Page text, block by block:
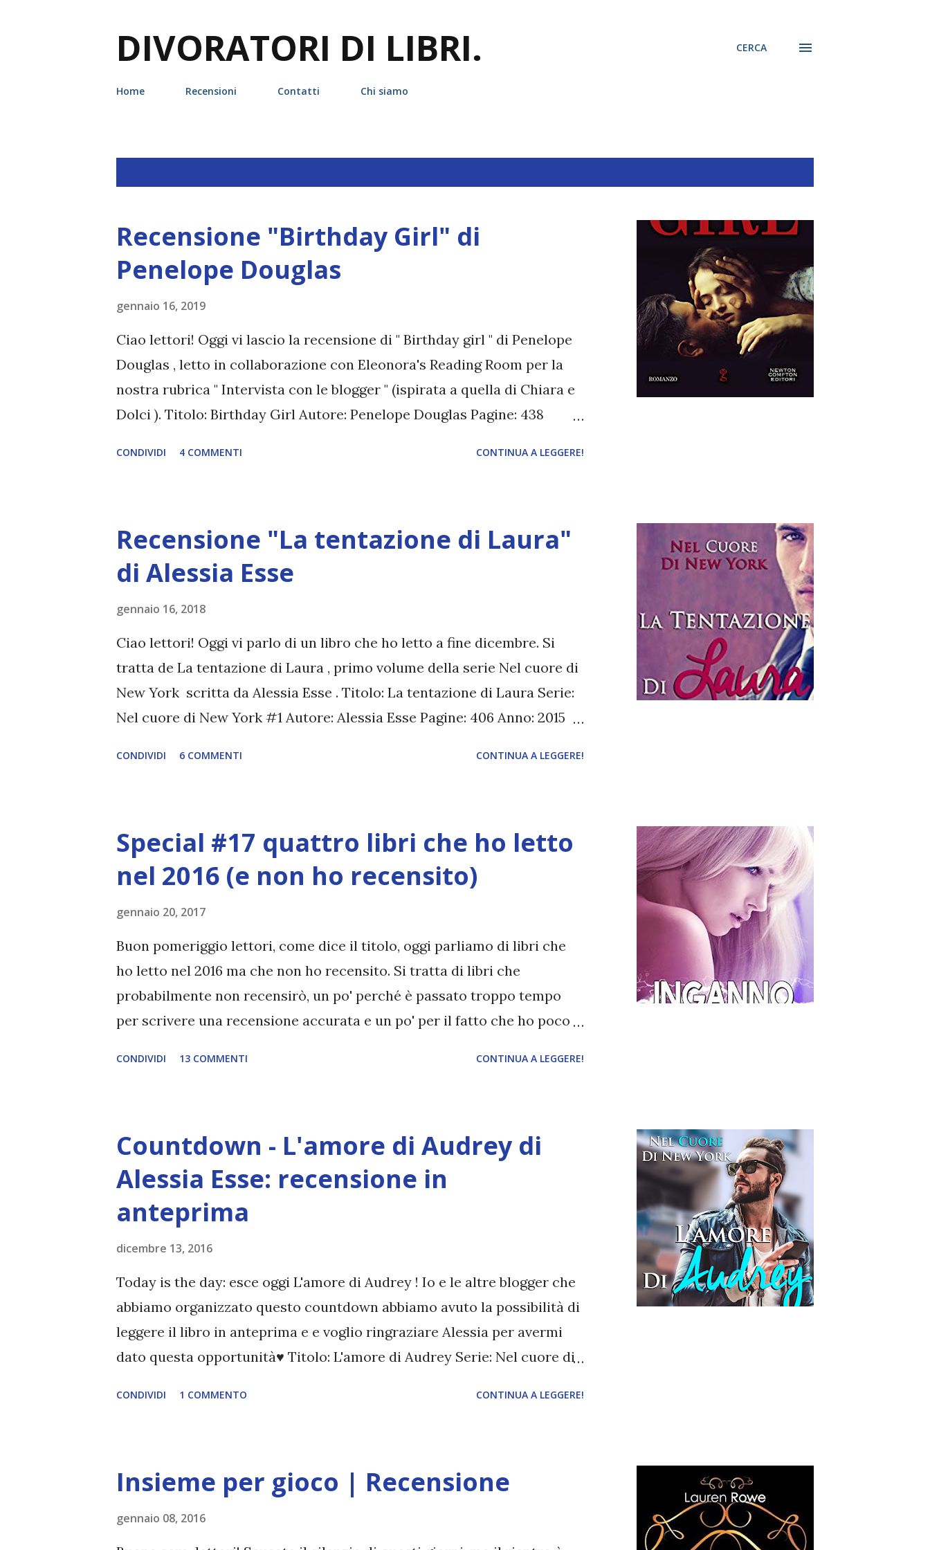
DIVORATORI DI LIBRI. CERCA
Home Recensioni Contatti Chi siamo
Recensione "Birthday Girl" di
Penelope Douglas
gennaio 16, 2019
Ciao lettori! Oggi vi lascio la recensione di " Birthday girl " di Penelope
Douglas , letto in collaborazione con Eleonora's Reading Room per la
nostra rubrica " Intervista con le blogger " (ispirata a quella di Chiara e
Dolci ). Titolo: Birthday Girl Autore: Penelope Douglas Pagine: 438
premuroso. Per la prima volta dopo tanto tempo, lei si è sentita al
sicuro. Jordan sa bene che lui, anche se non lo dice, vuole proteggerla.
sera, Jordan sente il cuore battere più forte. Ma sa che deve smetterla
di pensare a lui. Perché Pike è libero, ma lei è impegnata. Pike l’ha
accolta nella sua casa, cercando di rendersi utile. Ma non p...
CONDIVIDI 4 COMMENTI CONTINUA A LEGGERE!
Recensione "La tentazione di Laura"
di Alessia Esse
gennaio 16, 2018
Ciao lettori! Oggi vi parlo di un libro che ho letto a fine dicembre. Si
tratta de La tentazione di Laura , primo volume della serie Nel cuore di
New York scritta da Alessia Esse . Titolo: La tentazione di Laura Serie:
Nel cuore di New York #1 Autore: Alessia Esse Pagine: 406 Anno: 2015
o almeno così dice a se stessa. Laura è una nerd, e come tale coltiva
diverse passioni: legge e cataloga fumetti, prendendosene cura come
fossero suoi figli; segue più serie televisive di quante possa contarne su
due mani, cercando di indottrinare clienti e amici; decora il suo
appartamento newyorkese con LEGO e riproduzioni in scala, e
frequenta le convention con cadenza religiosa. È ad uno di ques...
CONDIVIDI 6 COMMENTI CONTINUA A LEGGERE!
Special #17 quattro libri che ho letto
nel 2016 (e non ho recensito)
gennaio 20, 2017
Buon pomeriggio lettori, come dice il titolo, oggi parliamo di libri che
ho letto nel 2016 ma che non ho recensito. Si tratta di libri che
probabilmente non recensirò, un po' perché è passato troppo tempo
per scrivere una recensione accurata e un po' per il fatto che ho poco
diventi una storia di abusi e per questo ero timorosa di approcciarmi a
questo tipo di romance. Invece Sagara Lux è riuscita a creare una
volgare (purtroppo molto autrici scambiano l'erotico con il porno) e
affrontando il tema in maniera eccezionale. Di carne e di piombo è già
CONDIVIDI 13 COMMENTI CONTINUA A LEGGERE!
Countdown - L'amore di Audrey di
Alessia Esse: recensione in
anteprima
dicembre 13, 2016
Today is the day: esce oggi L'amore di Audrey ! Io e le altre blogger che
abbiamo organizzato questo countdown abbiamo avuto la possibilità di
leggere il libro in anteprima e e voglio ringraziare Alessia per avermi
dato questa opportunità♥ Titolo: L'amore di Audrey Serie: Nel cuore di
remunerativo, un folto gruppo di amici, e un uomo perfetto al suo
potrebbe essere più felice. Ma si tratta di una finzione. Audrey, infatti,
CONDIVIDI 1 COMMENTO CONTINUA A LEGGERE!
Insieme per gioco | Recensione
gennaio 08, 2016